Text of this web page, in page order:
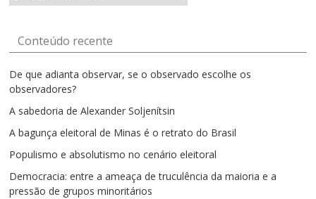
por
Conteúdo recente
De que adianta observar, se o observado escolhe os
observadores?
A sabedoria de Alexander Soljenítsin
A bagunça eleitoral de Minas é o retrato do Brasil
Populismo e absolutismo no cenário eleitoral
Democracia: entre a ameaça de truculência da maioria e a
pressão de grupos minoritários